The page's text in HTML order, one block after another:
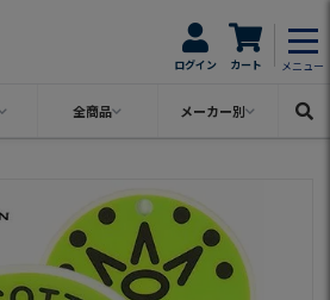
ログイン カート メニュー
全商品 メーカー別